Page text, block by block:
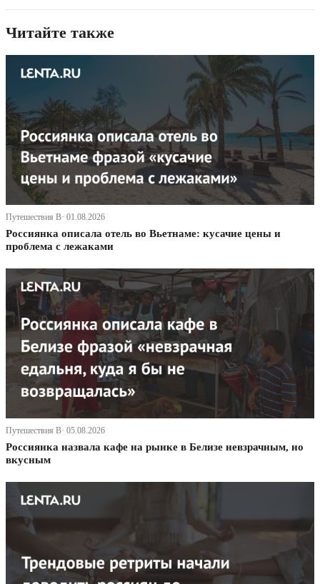
Читайте также
Путешествия В· 01.08.2026
Россиянка описала отель во Вьетнаме: кусачие цены и
проблема с лежаками
Путешествия В· 05.08.2026
Россиянка назвала кафе на рынке в Белизе невзрачным, но
вкусным